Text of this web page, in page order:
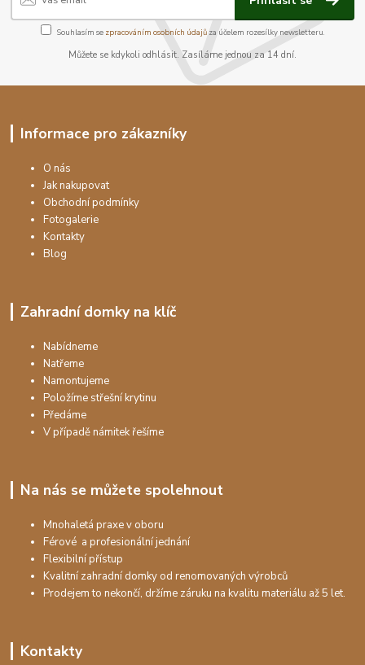
Souhlasím se zpracováním osobních údajůza účelem rozesílky newsletteru.
Můžete se kdykoli odhlásit. Zasíláme jednou za 14 dní.
Informace pro zákazníky
O nás
Jak nakupovat
Obchodní podmínky
Fotogalerie
Kontakty
Blog
Zahradní domky na klíč
Nabídneme
Natřeme
Namontujeme
Položíme střešní krytinu
Předáme
V případě námitek řešíme
Na nás se můžete spolehnout
Mnohaletá praxe v oboru
Férové a profesionální jednání
Flexibilní přístup
Kvalitní zahradní domky od renomovaných výrobců
Prodejem to nekončí, držíme záruku na kvalitu materiálu až 5 let.
Kontakty